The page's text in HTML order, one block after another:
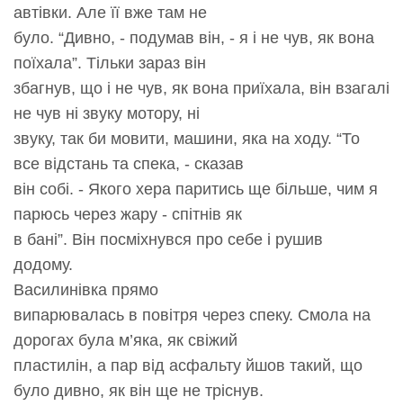
автівки. Але її вже там не
було. “Дивно, - подумав він, - я і не чув, як вона
поїхала”. Тільки зараз він
збагнув, що і не чув, як вона приїхала, він взагалі
не чув ні звуку мотору, ні
звуку, так би мовити, машини, яка на ходу. “То
все відстань та спека, - сказав
він собі. - Якого хера паритись ще більше, чим я
парюсь через жару - спітнів як
в бані”. Він посміхнувся про себе і рушив
додому.
Василинівка прямо
випарювалась в повітря через спеку. Смола на
дорогах була м’яка, як свіжий
пластилін, а пар від асфальту йшов такий, що
було дивно, як він ще не тріснув.